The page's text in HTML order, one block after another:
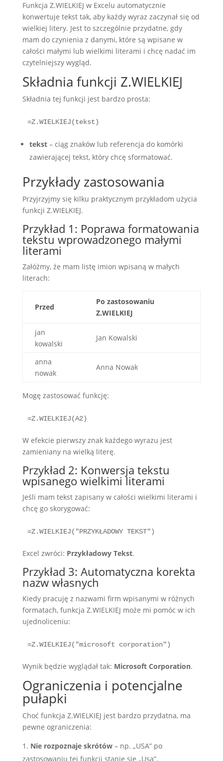
Funkcja Z.WIELKIEJ w Excelu automatycznie
konwertuje tekst tak, aby każdy wyraz zaczynał się od
wielkiej litery. Jest to szczególnie przydatne, gdy
mam do czynienia z danymi, które są wpisane w
całości małymi lub wielkimi literami i chcę nadać im
czytelniejszy wygląd.
Składnia funkcji Z.WIELKIEJ
Składnia tej funkcji jest bardzo prosta:
tekst– ciąg znaków lub referencja do komórki
zawierającej tekst, który chcę sformatować.
Przykłady zastosowania
Przyjrzyjmy się kilku praktycznym przykładom użycia
funkcji Z.WIELKIEJ.
Przykład 1: Poprawa formatowania
tekstu wprowadzonego małymi
literami
Załóżmy, że mam listę imion wpisaną w małych
literach:
Przed
Po zastosowaniu
Z.WIELKIEJ
jan
kowalski
Jan Kowalski
anna
nowak
Anna Nowak
Mogę zastosować funkcję:
W efekcie pierwszy znak każdego wyrazu jest
zamieniany na wielką literę.
Przykład 2: Konwersja tekstu
wpisanego wielkimi literami
Jeśli mam tekst zapisany w całości wielkimi literami i
chcę go skorygować:
Excel zwróci: Przykładowy Tekst.
Przykład 3: Automatyczna korekta
nazw własnych
Kiedy pracuję z nazwami firm wpisanymi w różnych
formatach, funkcja Z.WIELKIEJ może mi pomóc w ich
ujednoliceniu:
Wynik będzie wyglądał tak: Microsoft Corporation.
Ograniczenia i potencjalne
pułapki
Choć funkcja Z.WIELKIEJ jest bardzo przydatna, ma
pewne ograniczenia:
Nie rozpoznaje skrótów– np. „USA” po
zastosowaniu tej funkcji stanie się „Usa”.